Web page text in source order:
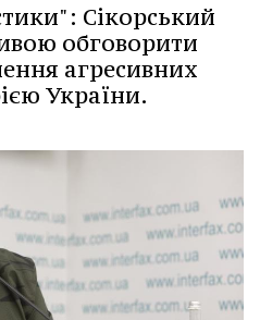
Сікорський
обговорити
агресивних
України.